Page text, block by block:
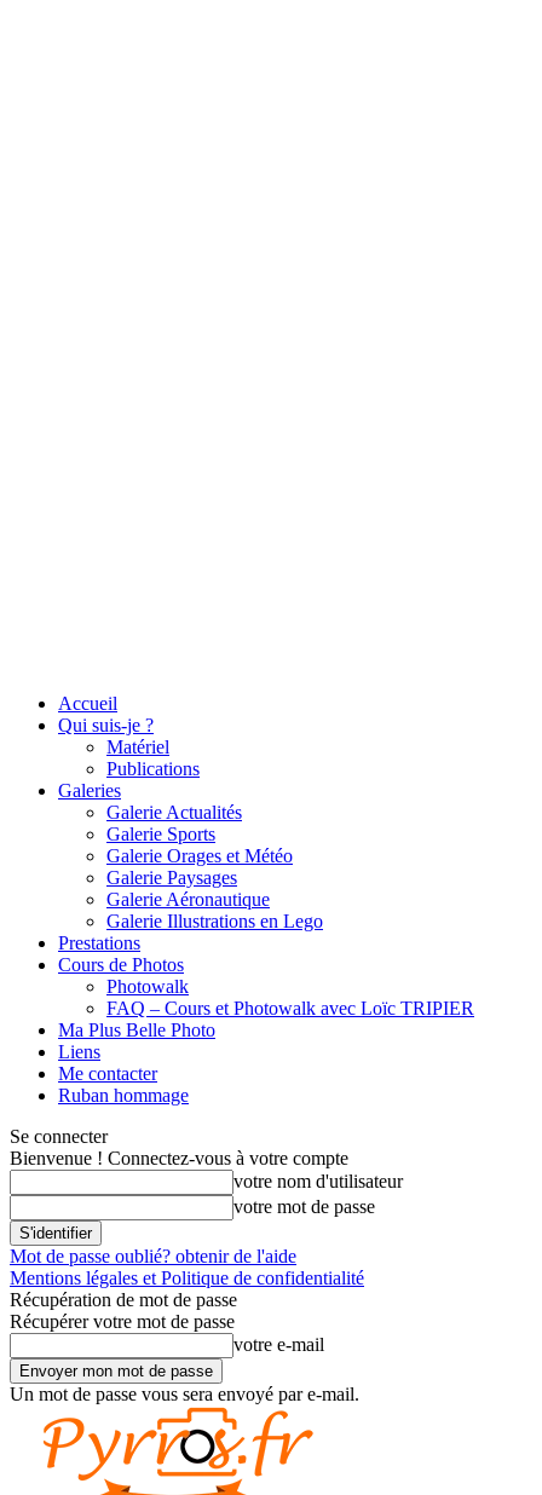
Accueil
Qui suis-je ?
Matériel
Publications
Galeries
Galerie Actualités
Galerie Sports
Galerie Orages et Météo
Galerie Paysages
Galerie Aéronautique
Galerie Illustrations en Lego
Prestations
Cours de Photos
Photowalk
FAQ – Cours et Photowalk avec Loïc TRIPIER
Ma Plus Belle Photo
Liens
Me contacter
Ruban hommage
Se connecter
Bienvenue ! Connectez-vous à votre compte
votre nom d'utilisateur
votre mot de passe
Mot de passe oublié? obtenir de l'aide
Mentions légales et Politique de confidentialité
Récupération de mot de passe
Récupérer votre mot de passe
votre e-mail
Un mot de passe vous sera envoyé par e-mail.